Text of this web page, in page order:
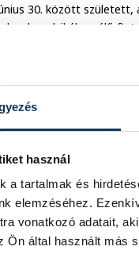
használ
a tartalmak és
elemzéséhez.
vonatkozó adatait,
Ön által használt más
30. között született,
valamelyikében élő
éve rendkívüli
százezer európai
Portálon lehet, ahol a
idén július 1. és
30 napig lehetnek
discovereu_hu